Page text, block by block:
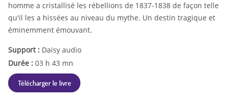
homme a cristallisé les rébellions de 1837-1838 de façon telle
qu'il les a hissées au niveau du mythe. Un destin tragique et
éminemment émouvant.
Support : Daisy audio
Durée : 03 h 43 mn
Télécharger le livre